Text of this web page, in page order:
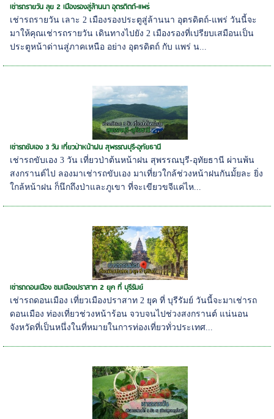
เช่ารถรายวัน ลุย 2 เมืองรองสู่ล้านนา อุตรดิตถ์-แพร่
เช่ารถรายวัน เลาะ 2 เมืองรองประตูสู่ล้านนา อุตรดิตถ์-แพร่ วันนี้จะ
มาให้คุณเช่ารถรายวัน เดินทางไปยัง 2 เมืองรองที่เปรียบเสมือนเป็น
ประตูหน้าด่านสู่ภาคเหนือ อย่าง อุตรดิตถ์ กับ แพร่ น...
เช่ารถขับเอง 3 วัน เที่ยวป่าหน้าฝน สุพรรณบุรี-อุทัยธานี
เช่ารถขับเอง 3 วัน เที่ยวป่าต้นหน้าฝน สุพรรณบุรี-อุทัยธานี ผ่านพ้น
สงกรานต์ไป ลองมาเช่ารถขับเอง มาเที่ยวใกล้ช่วงหน้าฝนกันมั้ยละ ยิ่ง
ใกล้หน้าฝน ก็นึกถึงป่าและภูเขา ที่จะเขียวขจีแค่ไห...
เช่ารถดอนเมือง ชมเมืองปราสาท 2 ยุค ที่ บุรีรัมย์
เช่ารถดอนเมือง เที่ยวเมืองปราสาท 2 ยุค ที่ บุรีรัมย์ วันนี้จะมาเช่ารถ
ดอนเมือง ท่องเที่ยวช่วงหน้าร้อน จวบจนไปช่วงสงกรานต์ แน่นอน
จังหวัดที่เป็นหนึ่งในที่หมายในการท่องเที่ยวทั่วประเทศ...